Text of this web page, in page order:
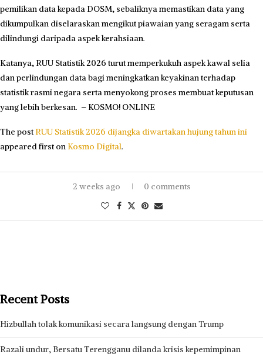
pemilikan data kepada DOSM, sebaliknya memastikan data yang
dikumpulkan diselaraskan mengikut piawaian yang seragam serta
dilindungi daripada aspek kerahsiaan.
Katanya, RUU Statistik 2026 turut memperkukuh aspek kawal selia
dan perlindungan data bagi meningkatkan keyakinan terhadap
statistik rasmi negara serta menyokong proses membuat keputusan
yang lebih berkesan. – KOSMO! ONLINE
The postRUU Statistik 2026 dijangka diwartakan hujung tahun ini
appeared first on Kosmo Digital.
2 weeks ago 0 comments
Recent Posts
Hizbullah tolak komunikasi secara langsung dengan Trump
Razali undur, Bersatu Terengganu dilanda krisis kepemimpinan